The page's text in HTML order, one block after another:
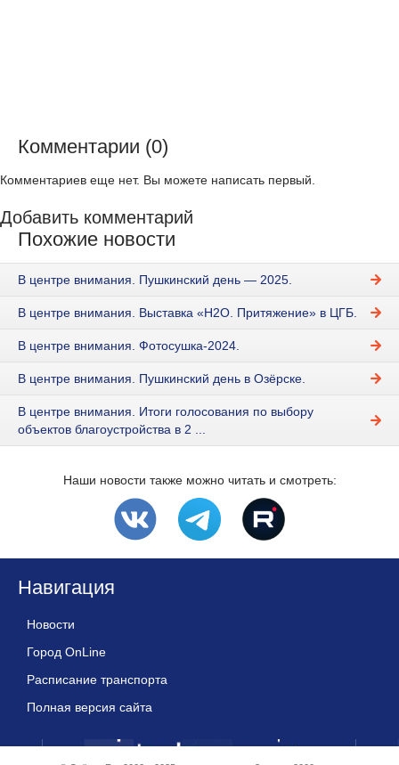
Комментарии (0)
Комментариев еще нет. Вы можете написать первый.
Добавить комментарий
Похожие новости
В центре внимания. Пушкинский день — 2025.
В центре внимания. Выставка «Н2О. Притяжение» в ЦГБ.
В центре внимания. Фотосушка-2024.
В центре внимания. Пушкинский день в Озёрске.
В центре внимания. Итоги голосования по выбору
объектов благоустройства в 2 ...
Наши новости также можно читать и смотреть:
Навигация
Новости
Город OnLine
Расписание транспорта
Полная версия сайта